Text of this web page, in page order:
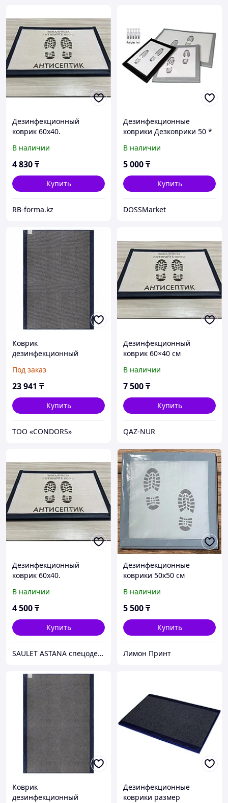
Дезинфекционный
коврик 60х40.
В наличии
4 830₸
Купить
RB-forma.kz
Дезинфекционные
коврики Дезковрики 50 *
В наличии
5 000₸
Купить
DOSSMarket
Коврик
дезинфекционный
100х150 см, толщина 3
см, серый
Под заказ
23 941 ₸
Купить
ТОО «CONDORS»
Дезинфекционный
коврик 60×40 см
В наличии
7 500₸
Купить
QAZ-NUR
Дезинфекционный
коврик 60х40.
В наличии
4 500₸
Купить
SAULET ASTANA спецодежда
Дезинфекционные
коврики 50х50 см
В наличии
5 500₸
Купить
Лимон Принт
Коврик
дезинфекционный
Дезинфекционные
коврики размер